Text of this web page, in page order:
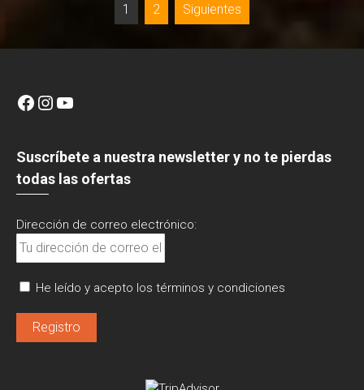
entradas
1 2 Siguientes
Facebook
Instagram
Suscríbete a nuestra newsletter y no te pierdas
todas las ofertas
Dirección de correo electrónico:
He leído y acepto los términos y condiciones